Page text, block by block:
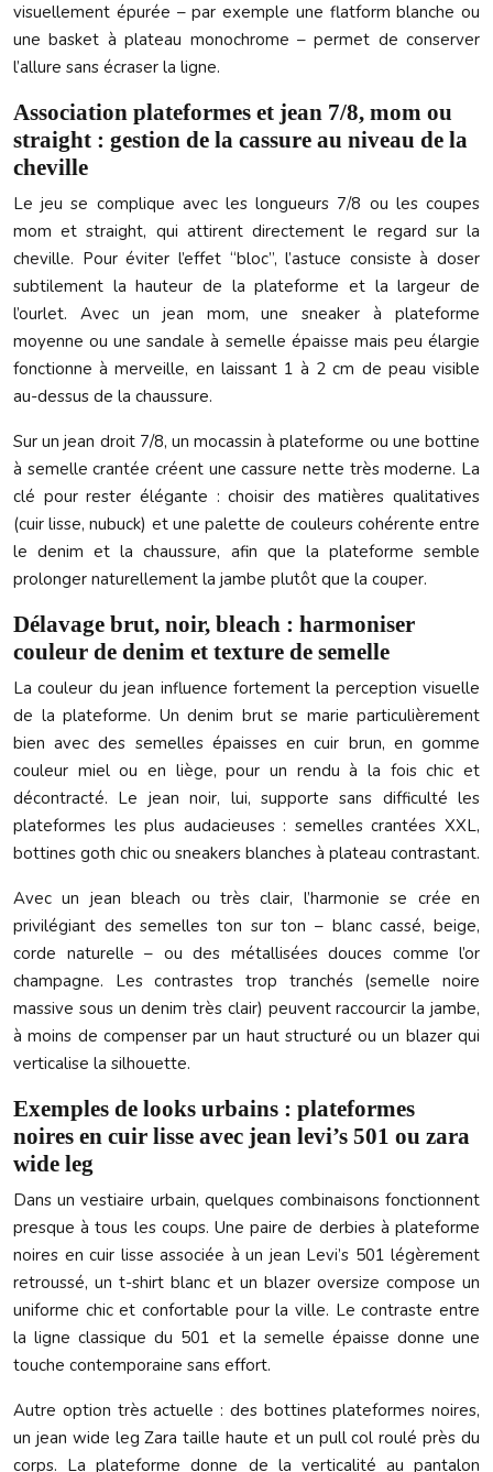
visuellement épurée – par exemple une flatform blanche ou
une basket à plateau monochrome – permet de conserver
l’allure sans écraser la ligne.
Association plateformes et jean 7/8, mom ou
straight : gestion de la cassure au niveau de la
cheville
Le jeu se complique avec les longueurs 7/8 ou les coupes
mom et straight, qui attirent directement le regard sur la
cheville. Pour éviter l’effet “bloc”, l’astuce consiste à doser
subtilement la hauteur de la plateforme et la largeur de
l’ourlet. Avec un jean mom, une sneaker à plateforme
moyenne ou une sandale à semelle épaisse mais peu élargie
fonctionne à merveille, en laissant 1 à 2 cm de peau visible
au-dessus de la chaussure.
Sur un jean droit 7/8, un mocassin à plateforme ou une bottine
à semelle crantée créent une cassure nette très moderne. La
clé pour rester élégante : choisir des matières qualitatives
(cuir lisse, nubuck) et une palette de couleurs cohérente entre
le denim et la chaussure, afin que la plateforme semble
prolonger naturellement la jambe plutôt que la couper.
Délavage brut, noir, bleach : harmoniser
couleur de denim et texture de semelle
La couleur du jean influence fortement la perception visuelle
de la plateforme. Un denim brut se marie particulièrement
bien avec des semelles épaisses en cuir brun, en gomme
couleur miel ou en liège, pour un rendu à la fois chic et
décontracté. Le jean noir, lui, supporte sans difficulté les
plateformes les plus audacieuses : semelles crantées XXL,
bottines goth chic ou sneakers blanches à plateau contrastant.
Avec un jean bleach ou très clair, l’harmonie se crée en
privilégiant des semelles ton sur ton – blanc cassé, beige,
corde naturelle – ou des métallisées douces comme l’or
champagne. Les contrastes trop tranchés (semelle noire
massive sous un denim très clair) peuvent raccourcir la jambe,
à moins de compenser par un haut structuré ou un blazer qui
verticalise la silhouette.
Exemples de looks urbains : plateformes
noires en cuir lisse avec jean levi’s 501 ou zara
wide leg
Dans un vestiaire urbain, quelques combinaisons fonctionnent
presque à tous les coups. Une paire de derbies à plateforme
noires en cuir lisse associée à un jean Levi’s 501 légèrement
retroussé, un t-shirt blanc et un blazer oversize compose un
uniforme chic et confortable pour la ville. Le contraste entre
la ligne classique du 501 et la semelle épaisse donne une
touche contemporaine sans effort.
Autre option très actuelle : des bottines plateformes noires,
un jean wide leg Zara taille haute et un pull col roulé près du
corps. La plateforme donne de la verticalité au pantalon